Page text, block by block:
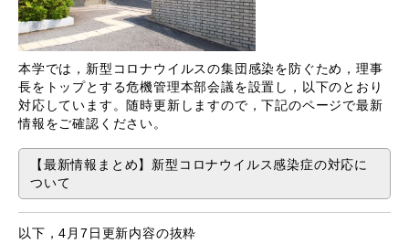
本学では，新型コロナウイルスの集団感染を防ぐため，理事
長をトップとする危機管理本部会議を設置し，以下のとおり
対応しています。随時更新しますので，下記のページで最新
情報をご確認ください。
【最新情報まとめ】新型コロナウイルス感染症の対応に
ついて
以下，4月7日更新内容の抜粋